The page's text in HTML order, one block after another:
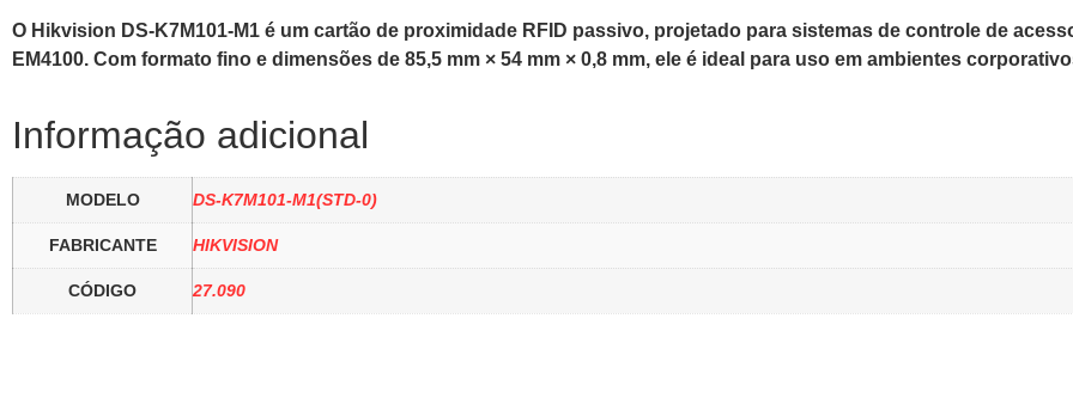
O Hikvision DS-K7M101-M1 é um cartão de proximidade RFID passivo, projetado para sistemas de controle de
EM4100. Com formato fino e dimensões de 85,5 mm × 54 mm × 0,8 mm, ele é ideal para uso em ambientes
Informação adicional
MODELO DS-K7M101-M1(STD-0)
FABRICANTE HIKVISION
CÓDIGO 27.090